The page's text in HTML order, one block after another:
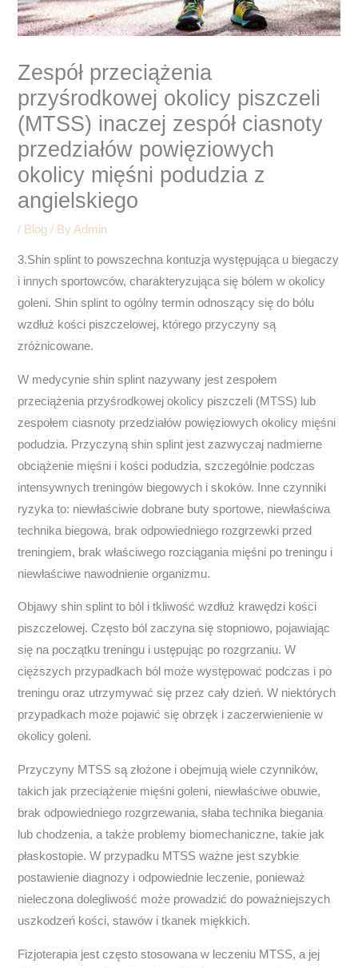
Zespół przeciążenia
przyśrodkowej okolicy piszczeli
(MTSS) inaczej zespół ciasnoty
przedziałów powięziowych
okolicy mięśni podudzia z
angielskiego
/ Blog / ByAdmin
3.Shin splint to powszechna kontuzja występująca u biegaczy
i innych sportowców, charakteryzująca się bólem w okolicy
goleni. Shin splint to ogólny termin odnoszący się do bólu
wzdłuż kości piszczelowej, którego przyczyny są
zróżnicowane.
W medycynie shin splint nazywany jest zespołem
przeciążenia przyśrodkowej okolicy piszczeli (MTSS) lub
zespołem ciasnoty przedziałów powięziowych okolicy mięśni
podudzia. Przyczyną shin splint jest zazwyczaj nadmierne
obciążenie mięśni i kości podudzia, szczególnie podczas
intensywnych treningów biegowych i skoków. Inne czynniki
ryzyka to: niewłaściwie dobrane buty sportowe, niewłaściwa
technika biegowa, brak odpowiedniego rozgrzewki przed
treningiem, brak właściwego rozciągania mięśni po treningu i
niewłaściwe nawodnienie organizmu.
Objawy shin splint to ból i tkliwość wzdłuż krawędzi kości
piszczelowej. Często ból zaczyna się stopniowo, pojawiając
się na początku treningu i ustępując po rozgrzaniu. W
cięższych przypadkach ból może występować podczas i po
treningu oraz utrzymywać się przez cały dzień. W niektórych
przypadkach może pojawić się obrzęk i zaczerwienienie w
okolicy goleni.
Przyczyny MTSS są złożone i obejmują wiele czynników,
takich jak przeciążenie mięśni goleni, niewłaściwe obuwie,
brak odpowiedniego rozgrzewania, słaba technika biegania
lub chodzenia, a także problemy biomechaniczne, takie jak
płaskostopie. W przypadku MTSS ważne jest szybkie
postawienie diagnozy i odpowiednie leczenie, ponieważ
nieleczona dolegliwość może prowadzić do poważniejszych
uszkodzeń kości, stawów i tkanek miękkich.
Fizjoterapia jest często stosowana w leczeniu MTSS, a jej